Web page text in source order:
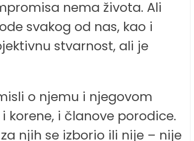
nema života. Ali
svakog od nas, kao i
stvarnost, ali je
o njemu i njegovom
korene, i članove porodice.
njih se izborio ili nije – nije